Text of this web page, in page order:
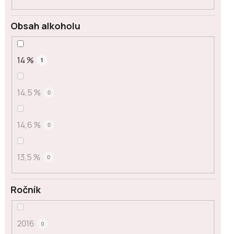
Obsah alkoholu
14 % 1
14,5 % 0
14,6 % 0
13,5 % 0
Ročník
2016 0